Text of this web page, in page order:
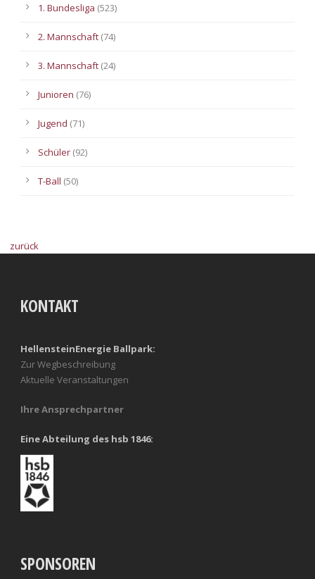
1. Bundesliga (523)
2. Mannschaft (74)
3. Mannschaft (24)
Junioren (76)
Jugend (71)
Schüler (92)
T-Ball (50)
zurück
KONTAKT
HellensteinEnergie Ballpark:
Zur Wegbeschreibung
Aktuelle Veranstaltungen
Ihre Ansprechpartner
Eine Abteilung des hsb 1846:
SPONSOREN